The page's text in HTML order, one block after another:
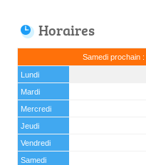
Horaires
Samedi prochain :
Lundi
Mardi
Mercredi
Jeudi
Vendredi
Samedi